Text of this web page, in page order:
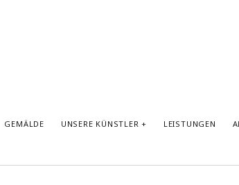
GEMÄLDE UNSERE KÜNSTLER LEISTUNGEN